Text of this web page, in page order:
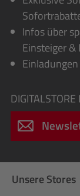
Infos über
Einsteiger &
DIGITALSTORE
Unsere Stores